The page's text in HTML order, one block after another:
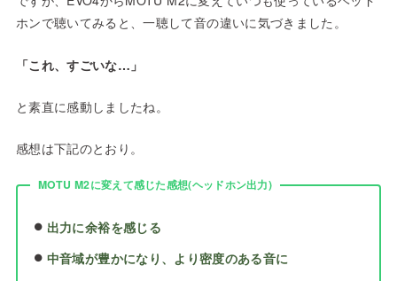
ホンで聴いてみると、一聴して音の違いに気づきました。
「これ、すごいな…」
と素直に感動しましたね。
感想は下記のとおり。
MOTU M2に変えて感じた感想(ヘッドホン出力)
出力に余裕を感じる
中音域が豊かになり、より密度のある音に